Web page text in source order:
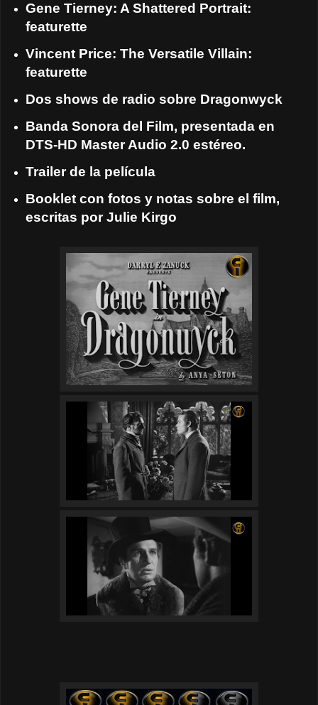
Gene Tierney: A Shattered Portrait:
featurette
Vincent Price: The Versatile Villain:
featurette
Dos shows de radio sobre Dragonwyck
Banda Sonora del Film, presentada en
DTS-HD Master Audio 2.0 estéreo.
Trailer de la película
Booklet con fotos y notas sobre el film,
escritas por Julie Kirgo